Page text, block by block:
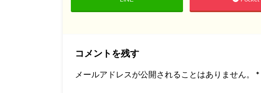
コメントを残す
メールアドレスが公開されることはありません。 *